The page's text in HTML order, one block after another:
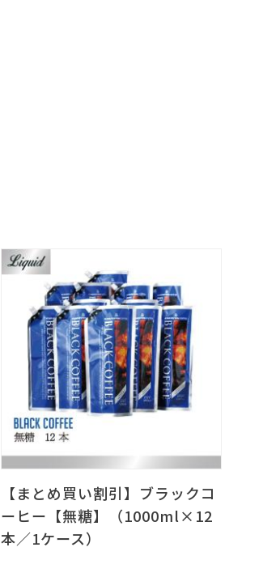
【まとめ買い割引】ブラックコ
ーヒー【無糖】（1000ml×12
本／1ケース）